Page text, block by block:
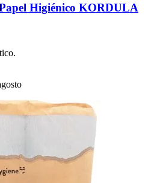
Higiénico KORDULA